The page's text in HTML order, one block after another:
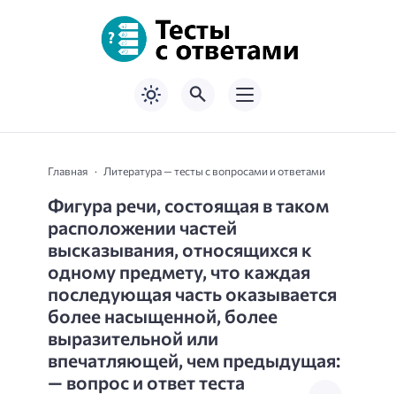
Главная Литература — тесты с вопросами и ответами
Фигура речи, состоящая в таком
расположении частей
высказывания, относящихся к
одному предмету, что каждая
последующая часть оказывается
более насыщенной, более
выразительной или
впечатляющей, чем предыдущая:
— вопрос и ответ теста